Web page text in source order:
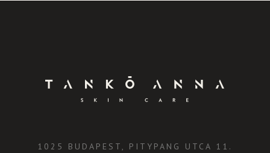
1025 BUDAPEST, PITYPANG UTCA 11.